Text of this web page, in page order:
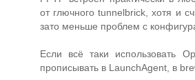
от глючного tunnelbrick, хотя и
зато меньше проблем с
Если всё таки использовать
прописывать в LaunchAgent, в